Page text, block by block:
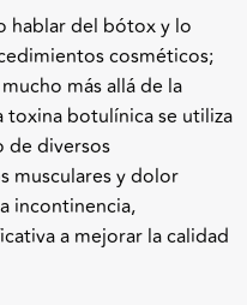
hablar del bótox y lo
cosméticos;
más allá de la
botulínica se utiliza
de diversos
musculares y dolor
incontinencia,
a mejorar la calidad